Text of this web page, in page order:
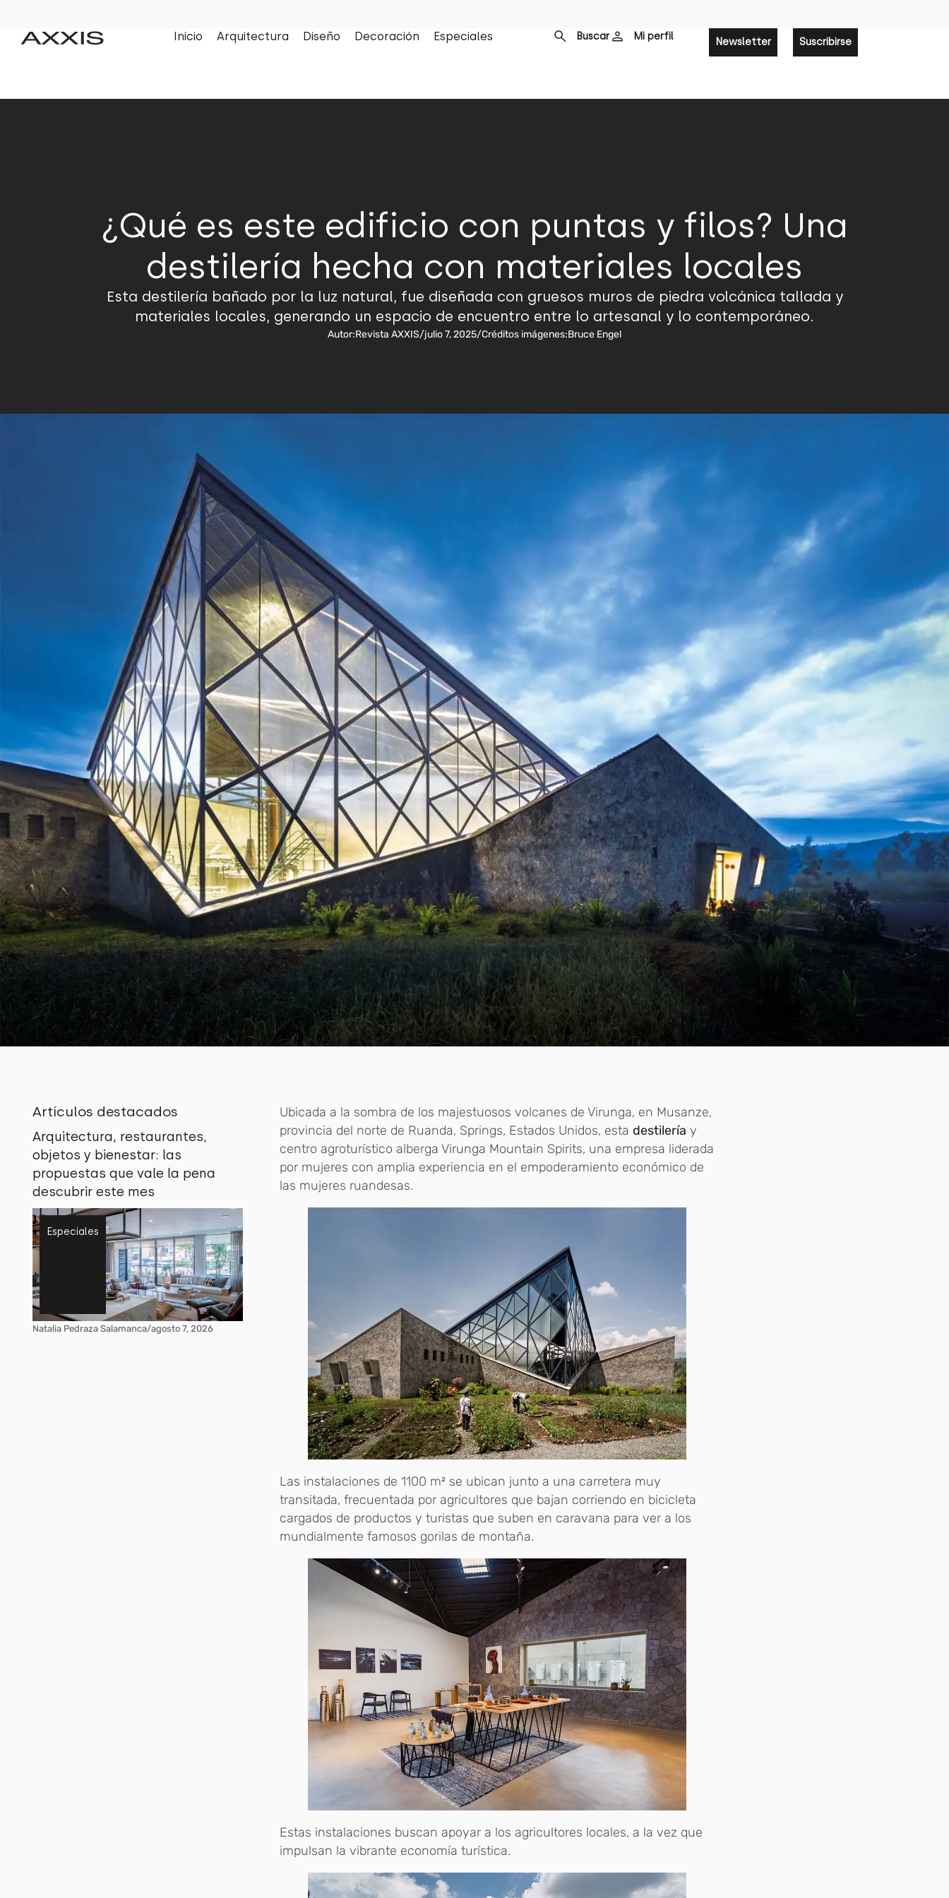
Inicio Arquitectura Diseño Decoración Especiales Buscar Mi perfil Newsletter Suscribirse
¿Qué es este edificio con puntas y filos? Una
destilería hecha con materiales locales
Esta destilería bañado por la luz natural, fue diseñada con gruesos muros de piedra volcánica tallada y
materiales locales, generando un espacio de encuentro entre lo artesanal y lo contemporáneo.
Autor:Revista AXXIS/julio 7, 2025/Créditos imágenes:Bruce Engel
Artículos destacados
Arquitectura, restaurantes,
objetos y bienestar: las
propuestas que vale la pena
descubrir este mes
Especiales
Natalia Pedraza Salamanca/agosto 7, 2026
Ubicada a la sombra de los majestuosos volcanes de Virunga, en Musanze,
provincia del norte de Ruanda, Springs, Estados Unidos, esta destilería y
centro agroturístico alberga Virunga Mountain Spirits, una empresa liderada
por mujeres con amplia experiencia en el empoderamiento económico de
las mujeres ruandesas.
Las instalaciones de 1100 m² se ubican junto a una carretera muy
transitada, frecuentada por agricultores que bajan corriendo en bicicleta
cargados de productos y turistas que suben en caravana para ver a los
mundialmente famosos gorilas de montaña.
Estas instalaciones buscan apoyar a los agricultores locales, a la vez que
impulsan la vibrante economía turística.